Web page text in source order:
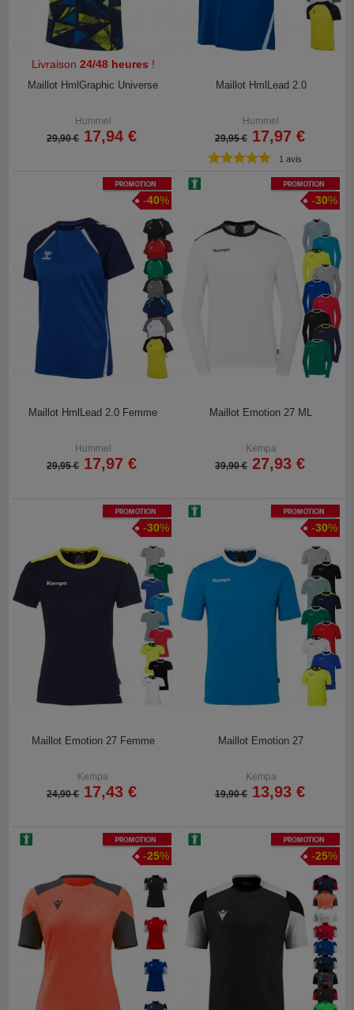
Livraison 24/48 heures !
Maillot HmlGraphic Universe
Hummel
29,90 € 17,94 €
Maillot HmlLead 2.0
Hummel
29,95 € 17,97 €
1 avis
Promotion
-40%
Maillot HmlLead 2.0 Femme
Hummel
29,95 € 17,97 €
Promotion
-30%
Maillot Emotion 27 ML
Kempa
39,90 € 27,93 €
Promotion
-30%
Maillot Emotion 27 Femme
Kempa
24,90 € 17,43 €
Promotion
-30%
Maillot Emotion 27
Kempa
19,90 € 13,93 €
Promotion
-25%
Promotion
-25%